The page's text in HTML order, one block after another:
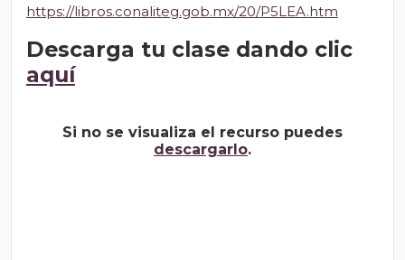
https://libros.conaliteg.gob.mx/20/P5LEA.htm
Descarga tu clase dando clic
aquí
Si no se visualiza el recurso puedes
descargarlo.